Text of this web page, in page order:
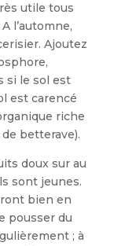
utile tous
l’automne,
Ajoutez
si le sol est
est carencé
riche
betterave).
doux sur au
sont jeunes.
bien en
pousser du
; à